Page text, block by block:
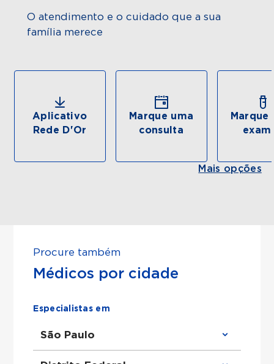
O atendimento e o cuidado que a sua
família merece
Aplicativo
Rede D'Or
Marque uma
consulta
Marque
Mais opções
Procure também
Médicos por cidade
Especialistas em
São Paulo
Clínico Geral em São Paulo